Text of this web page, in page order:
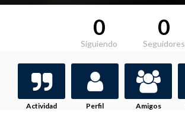
0
Siguiendo
0
Seguidores
Actividad Perfil Amigos